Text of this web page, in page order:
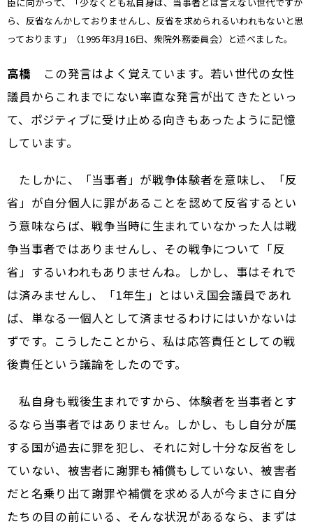
臣に向かって、「少なくとも私自身は、当事者とは言えない世代ですか
ら、反省なんかしておりませんし、反省を求められるいわれもないと思
っております」（1995年3月16日、衆院外務委員会）と述べました。
高橋 この発言はよく覚えています。若い世代の女性
議員からこれまでにない率直な発言が出てきたといっ
て、ポジティブに受け止める向きもあったように記憶
しています。
たしかに、「当事者」が戦争体験者を意味し、「反
省」が自分個人に罪があることを認めて反省するとい
う意味ならば、戦争当時に生まれていなかった人は戦
争当事者ではありませんし、その戦争について「反
省」するいわれもありませんね。しかし、事はそれで
は済みませんし、「1年生」とはいえ国会議員であれ
ば、単なる一個人として済ませるわけにはいかないは
ずです。こうしたことから、私は応答責任としての戦
後責任という議論をしたのです。
私自身も戦後生まれですから、体験者を当事者とす
るなら当事者ではありません。しかし、もし自分が属
する国が過去に罪を犯し、それに対し十分な反省をし
ていない、被害者に謝罪も補償もしていない、被害者
だと名乗り出て謝罪や補償を求める人が今まさに自分
たちの目の前にいる、そんな状況があるなら、まずは